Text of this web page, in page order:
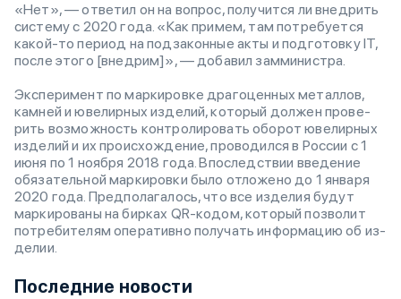
«Нет», — от­ве­тил он на во­прос, по­лу­чи­т­ся ли внед­рить
си­сте­му с 2020 го­да. «Как при­мем, там по­тре­бу­ет­ся
ка­кой-то пе­ри­од на под­за­кон­ные ак­ты и под­го­то­в­ку IT,
по­с­ле это­го [в­нед­ри­м]», — до­ба­вил за­м­ми­ни­стра.
Экс­пе­ри­мент по мар­ки­ро­в­ке дра­го­цен­ных ме­тал­лов,
ка­м­ней и юве­ли­р­ных из­де­лий, ко­то­рый дол­жен про­ве­
рить воз­мо­ж­ность кон­тро­ли­ро­вать обо­рот юве­ли­р­ных
из­де­лий и их про­ис­хо­ж­де­ние, про­во­ди­л­ся в Рос­сии с 1
июня по 1 но­яб­ря 2018 го­да. Впо­след­ствии вве­де­ние
обя­за­тель­ной мар­ки­ро­в­ки бы­ло от­ло­же­но до 1 ян­ва­ря
2020 го­да. Пред­по­ла­га­лось, что все из­де­лия бу­дут
мар­ки­ро­ва­ны на би­р­ках QR-ко­дом, ко­то­рый поз­во­лит
по­тре­би­те­лям опе­ра­тив­но по­лу­чать ин­фор­ма­цию об из­
де­лии.
Последние новости